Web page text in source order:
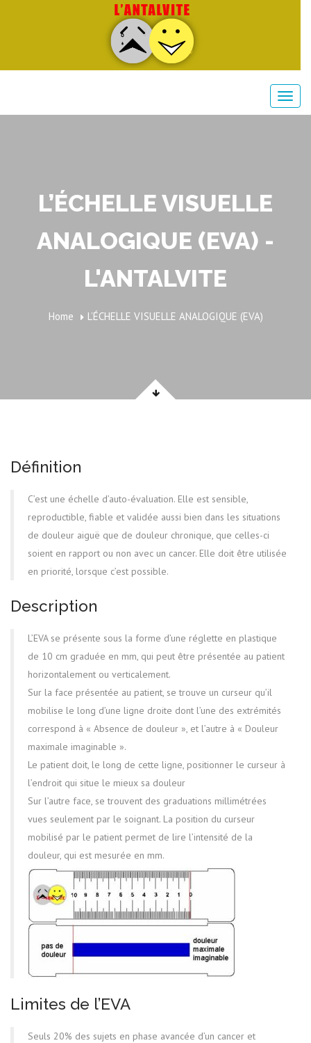
L’ÉCHELLE VISUELLE
ANALOGIQUE (EVA) -
L'ANTALVITE
Home L’ÉCHELLE VISUELLE ANALOGIQUE (EVA)
Définition
C’est une échelle d’auto-évaluation. Elle est sensible,
reproductible, fiable et validée aussi bien dans les situations
de douleur aiguë que de douleur chronique, que celles-ci
soient en rapport ou non avec un cancer. Elle doit être utilisée
en priorité, lorsque c’est possible.
Description
L’EVA se présente sous la forme d’une réglette en plastique
de 10 cm graduée en mm, qui peut être présentée au patient
horizontalement ou verticalement.
Sur la face présentée au patient, se trouve un curseur qu’il
mobilise le long d’une ligne droite dont l’une des extrémités
correspond à « Absence de douleur », et l’autre à « Douleur
maximale imaginable ».
Le patient doit, le long de cette ligne, positionner le curseur à
l’endroit qui situe le mieux sa douleur
Sur l’autre face, se trouvent des graduations millimétrées
vues seulement par le soignant. La position du curseur
mobilisé par le patient permet de lire l’intensité de la
douleur, qui est mesurée en mm.
Limites de l’EVA
Seuls 20% des sujets en phase avancée d’un cancer et